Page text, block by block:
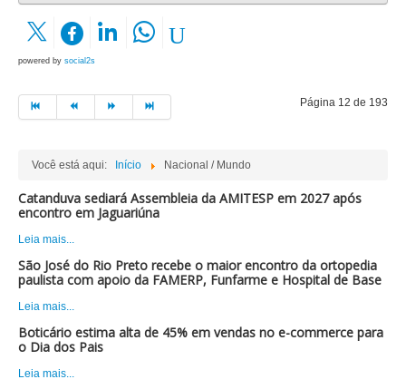
powered by social2s
Página 12 de 193
Você está aqui: Início Nacional / Mundo
Catanduva sediará Assembleia da AMITESP em 2027 após
encontro em Jaguariúna
Leia mais...
São José do Rio Preto recebe o maior encontro da ortopedia
paulista com apoio da FAMERP, Funfarme e Hospital de Base
Leia mais...
Boticário estima alta de 45% em vendas no e-commerce para
o Dia dos Pais
Leia mais...